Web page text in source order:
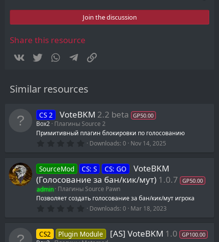
0
t
Join the discussion
Share this resource
Vkontakte
Twitter WhatsAppTelegram
Similar resources
CS 2 VoteBKM 2.2 beta GP50.00
Box2 Плагины Source 2
Примитивный плагин блокировки по голосованию
0
0
s
t
a
r
(
Downloads 0 Nov 14, 2025
SourceMod CS: S CS: GO
VoteBKM
(Голосование за бан/кик/мут) 1.0.7 GP50.00
admin Плагины Source Pawn
Позволяет создать голосование за бан/кик/мут игрока
0
0
s
Downloads 0 Mar 18, 2023
CS2 Plugin Module [AS] VoteBKM 1.0 GP100.00